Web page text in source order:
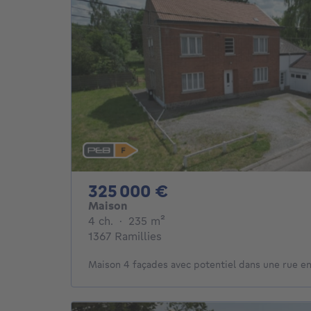
325 000 €
Maison
4 ch. 4 chambres
· 235 m²
1367 Ramillies
Maison 4 façades avec potentiel dans une rue